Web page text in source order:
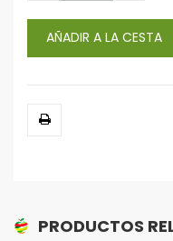
AÑADIR A LA CESTA
PRODUCTOS